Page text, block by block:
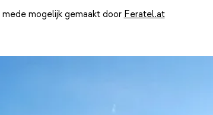
mogelijk gemaakt door Feratel.at